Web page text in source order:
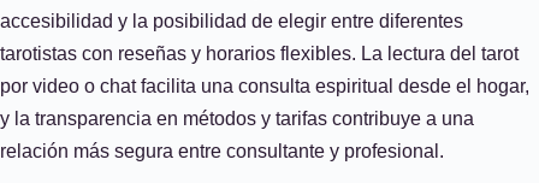
accesibilidad y la posibilidad de elegir entre diferentes
tarotistas con reseñas y horarios flexibles. La lectura del tarot
por video o chat facilita una consulta espiritual desde el hogar,
y la transparencia en métodos y tarifas contribuye a una
relación más segura entre consultante y profesional.